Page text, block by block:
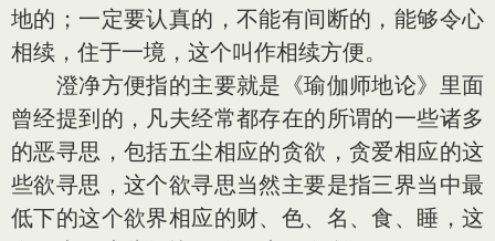
地的；一定要认真的，不能有间断的，能够令心
相续，住于一境，这个叫作相续方便。
澄净方便指的主要就是《瑜伽师地论》里面
曾经提到的，凡夫经常都存在的所谓的一些诸多
的恶寻思，包括五尘相应的贪欲，贪爱相应的这
些欲寻思，这个欲寻思当然主要是指三界当中最
低下的这个欲界相应的财、色、名、食、睡，这